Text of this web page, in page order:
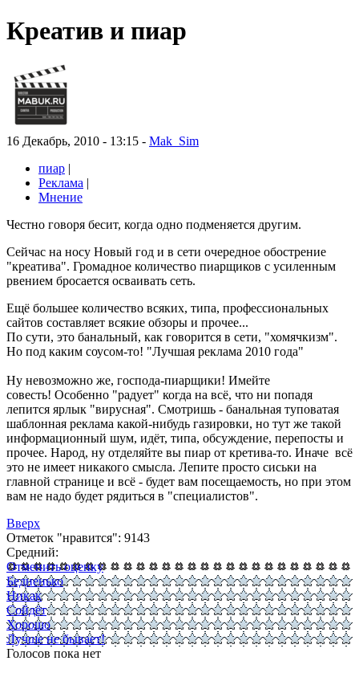
Креатив и пиар
16 Декабрь, 2010 - 13:15 - Mak_Sim
пиар |
Реклама |
Мнение
Честно говоря бесит, когда одно подменяется другим.
Сейчас на носу Новый год и в сети очередное обострение
"креатива". Громадное количество пиарщиков с усиленным
рвением бросается осваивать сеть.
Ещё большее количество всяких, типа, профессиональных
сайтов составляет всякие обзоры и прочее...
По сути, это банальный, как говорится в сети, "хомячкизм".
Но под каким соусом-то! "Лучшая реклама 2010 года"
Ну невозможно же, господа-пиарщики! Имейте
совесть! Особенно "радует" когда на всё, что ни попадя
лепится ярлык "вирусная". Смотришь - банальная туповатая
шаблонная реклама какой-нибудь газировки, но тут же такой
информационный шум, идёт, типа, обсуждение, перепосты и
прочее. Народ, ну отделяйте вы пиар от кретива-то. Иначе всё
это не имеет никакого смысла. Лепите просто сиськи на
главной странице и всё - будет вам посещаемость, но при этом
вам не надо будет рядиться в "специалистов".
Вверх
Отметок "нравится": 9143
Средний:
Отменить оценку
Бедненько
Никак
Сойдёт
Хорошо
Лучше не бывает!
Голосов пока нет